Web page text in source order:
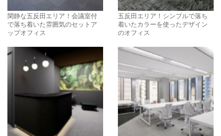
閑静な五反田エリア！会議室付
で落ち着いた雰囲気のセットア
ップオフィス
五反田エリア！シンプルで落ち
着いたカラーを使ったデザイン
のオフィス